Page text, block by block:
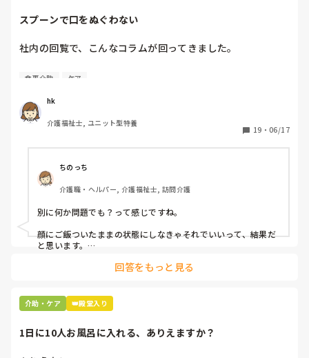
スプーンで口をぬぐわない
社内の回覧で、こんなコラムが回ってきました。
[スプーンで口をぬぐわない]
自分やっちゃってるなと思いました。
皆さんはどうですか⁇
食事介助 ケア
hk
介護福祉士, ユニット型特養
19 ・ 06/17
ちのっち
介護職・ヘルパー, 介護福祉士, 訪問介護
別に何か問題でも？って感じですね。
顔にご飯ついたままの状態にしなきゃそれでいいって、結果だ
と思います。
私お風呂専属でバイトしてるんですけど、お風呂の時に顔にカ
あーやってくれなかったんだなって。スプーンでぬぐったりそ
んなことすら、やらないのかね、酷いスタッフとか思いなが
回答をもっと見る
介助・ケア 👑殿堂入り
1日に10人お風呂に入れる、ありえますか？